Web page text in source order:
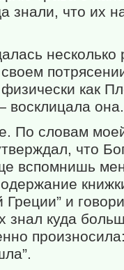
что их
несколько
как
восклицала она.
По словам
что
вспомнишь
и
знал куда